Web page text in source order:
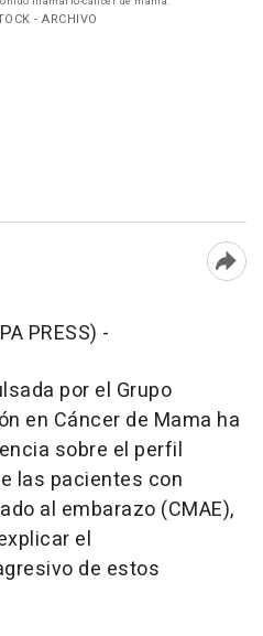
- ARCHIVO
PRESS) -
por el Grupo
en Cáncer de Mama ha
sobre el perfil
las pacientes con
al embarazo (CMAE),
el
de estos